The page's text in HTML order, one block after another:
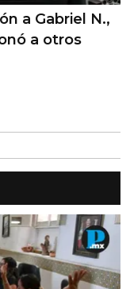
a Gabriel N.,
a otros